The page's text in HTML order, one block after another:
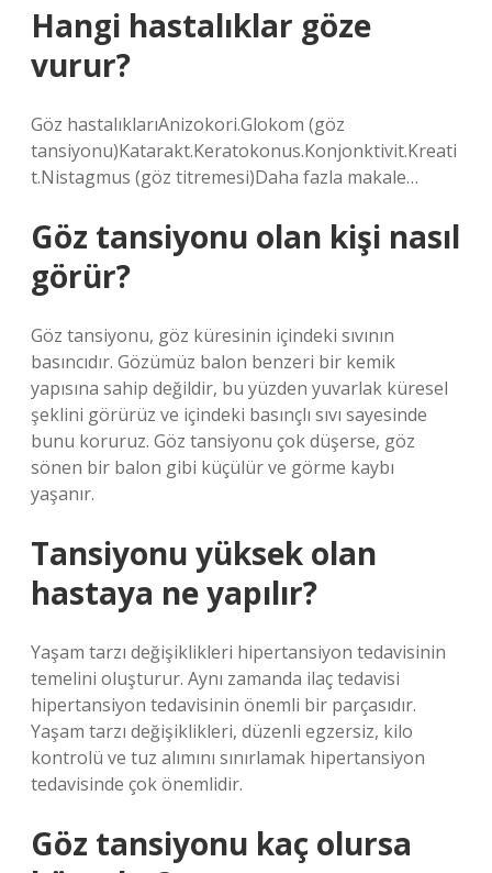
Hangi hastalıklar göze
vurur?
Göz hastalıklarıAnizokori.Glokom (göz
tansiyonu)Katarakt.Keratokonus.Konjonktivit.Kreati
t.Nistagmus (göz titremesi)Daha fazla makale…
Göz tansiyonu olan kişi nasıl
görür?
Göz tansiyonu, göz küresinin içindeki sıvının
basıncıdır. Gözümüz balon benzeri bir kemik
yapısına sahip değildir, bu yüzden yuvarlak küresel
şeklini görürüz ve içindeki basınçlı sıvı sayesinde
bunu koruruz. Göz tansiyonu çok düşerse, göz
sönen bir balon gibi küçülür ve görme kaybı
yaşanır.
Tansiyonu yüksek olan
hastaya ne yapılır?
Yaşam tarzı değişiklikleri hipertansiyon tedavisinin
temelini oluşturur. Aynı zamanda ilaç tedavisi
hipertansiyon tedavisinin önemli bir parçasıdır.
Yaşam tarzı değişiklikleri, düzenli egzersiz, kilo
kontrolü ve tuz alımını sınırlamak hipertansiyon
tedavisinde çok önemlidir.
Göz tansiyonu kaç olursa